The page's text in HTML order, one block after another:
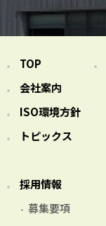
TOP
会社案内
ISO環境方針
トピックス
採用情報
募集要項